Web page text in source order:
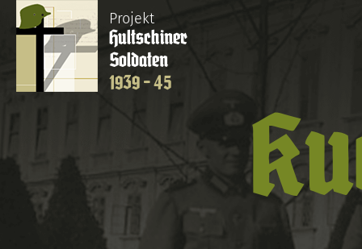
Projekt
Hultschiner
Soldaten
1939 - 45